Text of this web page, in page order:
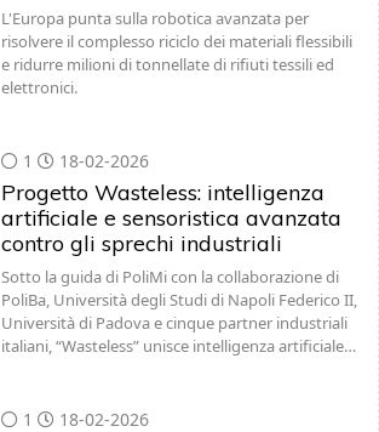
L'Europa punta sulla robotica avanzata per
risolvere il complesso riciclo dei materiali flessibili
e ridurre milioni di tonnellate di rifiuti tessili ed
elettronici.
1 18-02-2026
Progetto Wasteless: intelligenza
artificiale e sensoristica avanzata
contro gli sprechi industriali
Sotto la guida di PoliMi con la collaborazione di
PoliBa, Università degli Studi di Napoli Federico II,
Università di Padova e cinque partner industriali
italiani, “Wasteless” unisce intelligenza artificiale…
1 18-02-2026